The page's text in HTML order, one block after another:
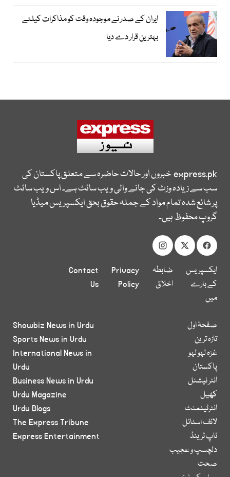
ایران کے صدر نے موجودہ وقت کو مذاکرات کیلئے
بہترین قرار دے دیا
express.pkخبروں اور حالات حاضرہ سے متعلق پاکستان کی
سب سے زیادہ وزٹ کی جانے والی ویب سائٹ ہے۔ اس ویب سائٹ
پر شائع شدہ تمام مواد کے جملہ حقوق بحق ایکسپریس میڈیا
گروپ محفوظ ہیں۔
ایکسپریس
کے بارے
میں
ضابطہ
اخلاق
Privacy
Policy
Contact
Us
صفحۂ اول
تازہ ترین
غزہ لہو لہو
پاکستان
انٹر نیشنل
کھیل
انٹرٹینمنٹ
لائف اسٹائل
ٹاپ ٹرینڈ
دلچسپ و عجیب
صحت
Showbiz News in Urdu
Sports News in Urdu
International News in
Urdu
Business News in Urdu
Urdu Magazine
Urdu Blogs
The Express Tribune
Express Entertainment